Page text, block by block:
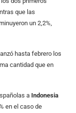
que las
un 2,2%,
hasta febrero los
cantidad que en
a Indonesia
en el caso de